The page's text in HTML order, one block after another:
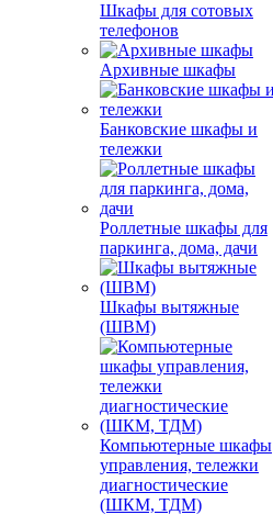
Шкафы для сотовых
телефонов
Архивные шкафы
Банковские шкафы и
тележки
Роллетные шкафы для
паркинга, дома, дачи
Шкафы вытяжные
(ШВМ)
Компьютерные шкафы
управления, тележки
диагностические
(ШКМ, ТДМ)